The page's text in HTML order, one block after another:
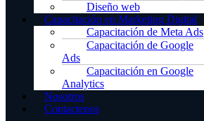
Diseño web
Capacitación en Marketing Digital
Capacitación de Meta Ads
Capacitación de Google
Ads
Capacitación en Google
Analytics
Nosotros
Contactenos